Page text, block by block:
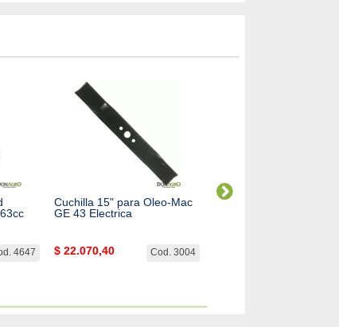
4647
Cuchilla 15" para Oleo-Mac
GE 43 Electrica
Cod. 3004
$ 22.070,40
Soporte Motor para